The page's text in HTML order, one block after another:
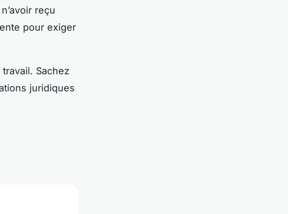
reçu
pour exiger
Sachez
juridiques